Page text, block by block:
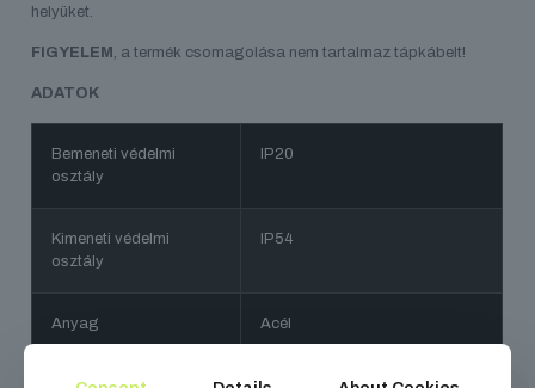
helyüket.
FIGYELEM , a termék csomagolása nem tartalmaz tápkábelt!
ADATOK
Bemeneti védelmi
osztály
IP20
Kimeneti védelmi
osztály
IP54
Anyag Acél